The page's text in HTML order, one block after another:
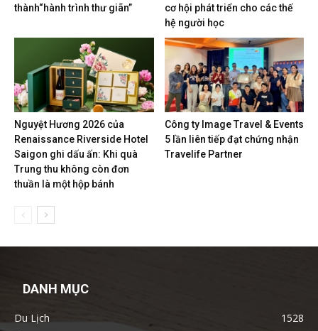
thành“hành trình thư giãn”
cơ hội phát triển cho các thế
hệ người học
Nguyệt Hương 2026 của
Renaissance Riverside Hotel
Saigon ghi dấu ấn: Khi quà
Trung thu không còn đơn
thuần là một hộp bánh
Công ty Image Travel & Events
5 lần liên tiếp đạt chứng nhận
Travelife Partner
DANH MỤC
Du Lịch
1528